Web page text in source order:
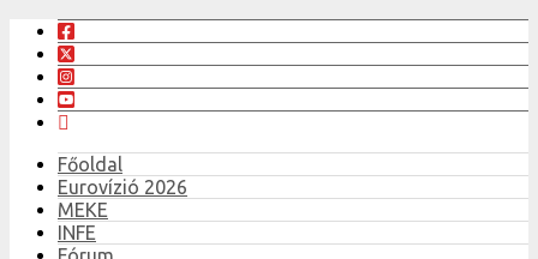
Főoldal
Eurovízió 2026
MEKE
INFE